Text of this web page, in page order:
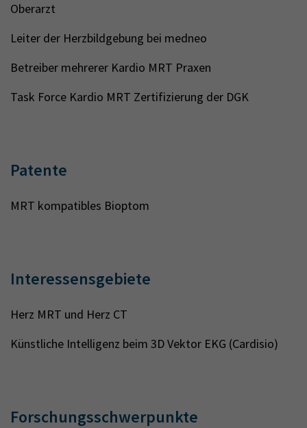
Oberarzt
Leiter der Herzbildgebung bei medneo
Betreiber mehrerer Kardio MRT Praxen
Task Force Kardio MRT Zertifizierung der DGK
Patente
MRT kompatibles Bioptom
Interessensgebiete
Herz MRT und Herz CT
Künstliche Intelligenz beim 3D Vektor EKG (Cardisio)
Forschungsschwerpunkte